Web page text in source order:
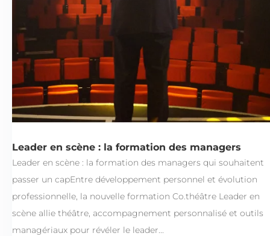
Leader en scène : la formation des managers
Leader en scène : la formation des managers qui souhaitent
passer un capEntre développement personnel et évolution
professionnelle, la nouvelle formation Co.théâtre Leader en
scène allie théâtre, accompagnement personnalisé et outils
managériaux pour révéler le leader...